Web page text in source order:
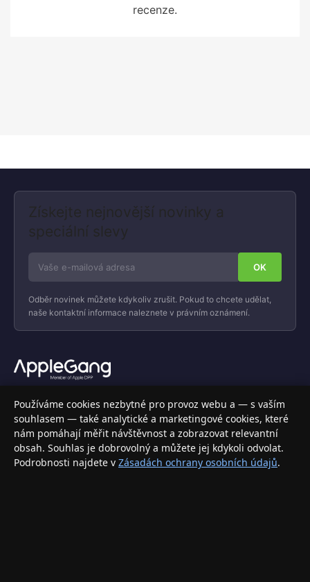
recenze.
Získejte nejnovější novinky a
speciální slevy
Odběr novinek můžete kdykoliv zrušit. Pokud to chcete udělat,
naše kontaktní informace naleznete v právním oznámení.
Váš specializovaný obchod s Apple produkty, příslušenstvím a
elektronikou. Nakupujte bezpečně a s jistotou.
INFORMACE
Doprava a doručení
Používáme cookies nezbytné pro provoz webu a — s vaším
souhlasem — také analytické a marketingové cookies, které
nám pomáhají měřit návštěvnost a zobrazovat relevantní
obsah. Souhlas je dobrovolný a můžete jej kdykoli odvolat.
Podrobnosti najdete v Zásadách ochrany osobních údajů.